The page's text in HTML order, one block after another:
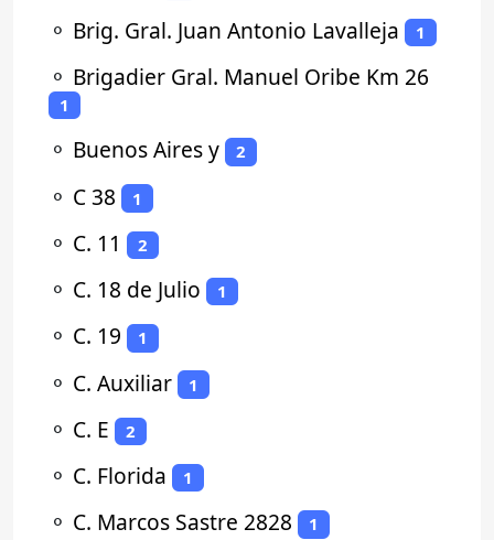
⚬ Brig. Gral. Juan Antonio Lavalleja 1
⚬ Brigadier Gral. Manuel Oribe Km 26
1
⚬ Buenos Aires y 2
⚬ C 38 1
⚬ C. 11 2
⚬ C. 18 de Julio 1
⚬ C. 19 1
⚬ C. Auxiliar 1
⚬ C. E 2
⚬ C. Florida 1
⚬ C. Marcos Sastre 2828 1